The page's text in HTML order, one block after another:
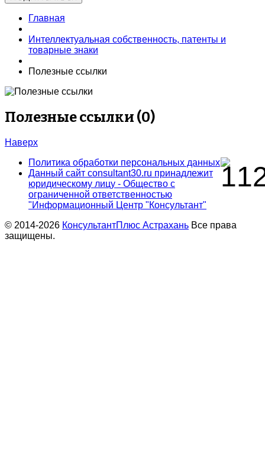
Главная
Интеллектуальная собственность, патенты и
товарные знаки
Полезные ссылки
Полезные ссылки (0)
Наверх
Политика обработки персональных данных
Данный сайт consultant30.ru принадлежит
юридическому лицу - Общество с
ограниченной ответственностью
"Информационный Центр "Консультант"
© 2014-2026 КонсультантПлюс Астрахань Все права
защищены.